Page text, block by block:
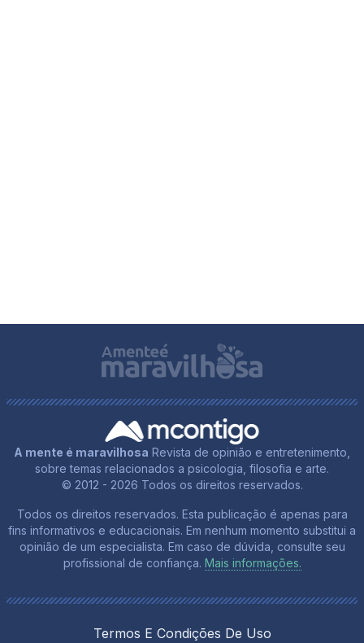
A mente é maravilhosa Revista de opinião e entretenimento,
sobre temas relacionados a psicologia, filosofia e arte.
© 2012 - 2026 Todos os direitos reservados.
Todos os direitos reservados. Esta publicação é apenas para
fins informativos e educacionais. Em nenhum momento substitui a
opinião de um especialista. Em caso de dúvida, consulte seu
profissional de confiança. Mais informações.
Termos E Condições De Uso